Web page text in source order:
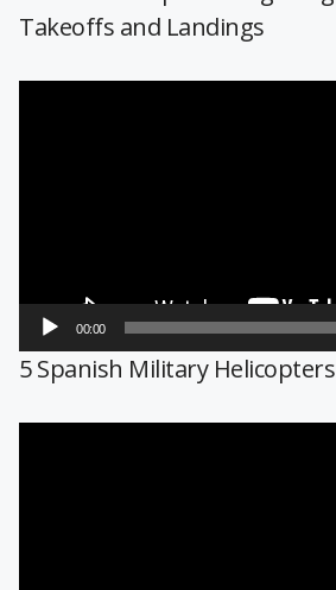
Takeoffs and Landings
00:00
5 Spanish Military Helicopters